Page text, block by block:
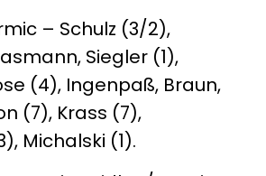
– Schulz (3/2),
Siegler (1),
(4), Ingenpaß, Braun,
(7), Krass (7),
Michalski (1).